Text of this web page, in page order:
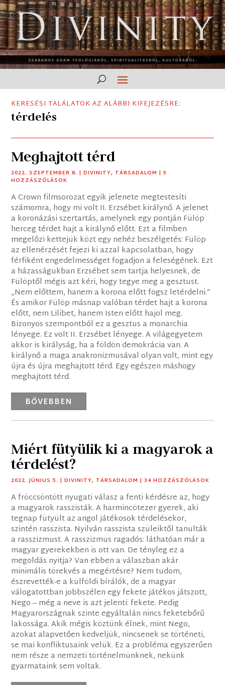
KERESÉSI TALÁLATOK AZ ALÁBBI KIFEJEZÉSRE:
térdelés
Meghajtott térd
2022. SZEPTEMBER 8. |DIVINITY, TÁRSADALOM | 5
HOZZÁSZÓLÁSOK
A Crown filmsorozat egyik jelenete megtestesíti
számomra, hogy mi volt II. Erzsébet királynő. A jelenet
a koronázási szertartás, amelynek egy pontján Fülöp
herceg térdet hajt a királynő előtt. Ezt a filmben
megelőzi kettejük közt egy nehéz beszélgetés: Fülöp
az ellenérzését fejezi ki azzal kapcsolatban, hogy
férfiként engedelmességet fogadjon a feleségének. Ezt
a házasságukban Erzsébet sem tartja helyesnek, de
Fülöptől mégis azt kéri, hogy tegye meg a gesztust.
„Nem előttem, hanem a korona előtt fogsz letérdelni.”
És amikor Fülöp másnap valóban térdet hajt a korona
előtt, nem Lilibet, hanem Isten előtt hajol meg.
Bizonyos szempontból ez a gesztus a monarchia
lényege. Ez volt II. Erzsébet lényege. A világegyetem
akkor is királyság, ha a földön demokrácia van. A
királynő a maga anakronizmusával olyan volt, mint egy
újra és újra meghajtott térd. Egy egészen máshogy
meghajtott térd.
BŐVEBBEN
Miért fütyülik ki a magyarok a
térdelést?
2022. JÚNIUS 5. |DIVINITY, TÁRSADALOM | 34 HOZZÁSZÓLÁSOK
A fröccsöntött nyugati válasz a fenti kérdésre az, hogy
a magyarok rasszisták. A harmincötezer gyerek, aki
tegnap fütyült az angol játékosok térdelésekor,
szintén rasszista. Nyilván rasszista szüleiktől tanulták
a rasszizmust. A rasszizmus ragadós: láthatóan már a
magyar gyerekekben is ott van. De tényleg ez a
megoldás nyitja? Van ebben a válaszban akár
minimális törekvés a megértésre? Nem tudom,
észrevették-e a külföldi bírálók, de a magyar
válogatottban jobbszélen egy fekete játékos játszott,
Nego – még a neve is azt jelenti: fekete. Pedig
Magyarországnak szinte egyáltalán nincs feketebőrű
lakossága. Akik mégis köztünk élnek, mint Nego,
azokat alapvetően kedveljük, nincsenek se történeti,
se mai konfliktusaink velük. Ez a probléma egyszerűen
nem része a nemzeti történelmünknek, nekünk
gyarmataink sem voltak.